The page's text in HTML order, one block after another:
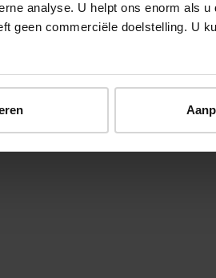
analyse. U helpt ons enorm als
geen commerciële doelstelling. U
Over ons Doneer nu